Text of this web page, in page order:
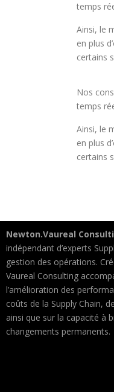
temps
Ainsi, le
en plus
certains
Nos
temps
Ainsi, le
en plus
certains
Newton.Vaureal
indépendant d’experts
gestion des opérations.
Vaureal Consulting
l’amélioration des
coûts de la Supply Chain,
ainsi que sur la capacité à
changements permanents.